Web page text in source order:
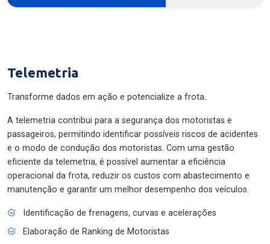
Telemetria
Transforme dados em ação e potencialize a frota.
A telemetria contribui para a segurança dos motoristas e
passageiros, permitindo identificar possíveis riscos de acidentes
e o modo de condução dos motoristas. Com uma gestão
eficiente da telemetria, é possível aumentar a eficiência
operacional da frota, reduzir os custos com abastecimento e
manutenção e garantir um melhor desempenho dos veículos.
Identificação de frenagens, curvas e acelerações
Elaboração de Ranking de Motoristas